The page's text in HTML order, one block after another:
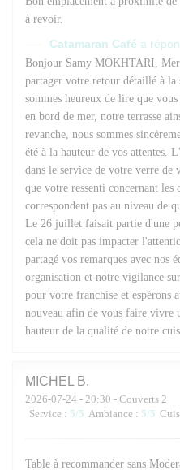
à revoir.
Catamaran Café a
Bonjour Samy MOKHTARI,
partager votre retour détaillé à la
sommes heureux de lire que
en bord de mer, notre terrasse
revanche, nous sommes
été à la hauteur de vos attentes.
dans le service de votre verre de
que votre ressenti concernant les
correspondent pas au niveau de
Le 26 juillet faisait partie d'une
cela ne doit pas impacter
partagé vos remarques avec nos
organisation et notre vigilance
pour votre franchise et espérons
nouveau afin de vous faire vivre
hauteur de la qualité de notre
MICHEL B
2026-07-24 - 20:30 - Couverts 2
Service : 5/5 Ambiance : 5/5
Table à recommander sans